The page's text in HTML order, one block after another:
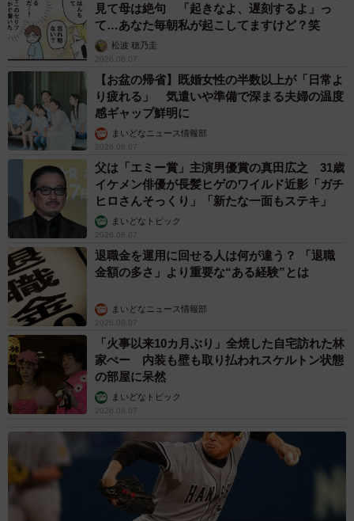
見て母は絶句 「起きなよ、遅刻するよ」っ
て…あなた毎朝私が起こしてますけど？笑
松波 穂乃圭
2026.08.07
【お盆の帰省】既婚女性の半数以上が「日常よ
り疲れる」 気遣いや準備で深まる夫婦の温度
感ギャップ鮮明に
まいどなニュース情報部
2026.08.07
父は「エミー賞」主演男優賞の真田広之 31歳
イケメン俳優が長髪ヒゲのワイルド近影「ガチ
ヒロさんそっくり」「新たな一面もステキ」
まいどなトピック
2026.08.07
退職金を運用に回せる人は何が違う？ 「退職
金額の多さ」より重要な“ある経験”とは
まいどなニュース情報部
2026.08.07
「火事以来10カ月ぶり」全焼した自宅訪れた林
家ぺー 内装も壁も取り払われスケルトン状態
の部屋に呆然
まいどなトピック
2026.08.07